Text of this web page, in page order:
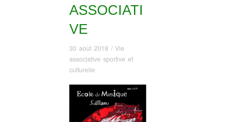
ASSOCIATI
VE
30 août 2018 / Vie
associative sportive et
culturelle